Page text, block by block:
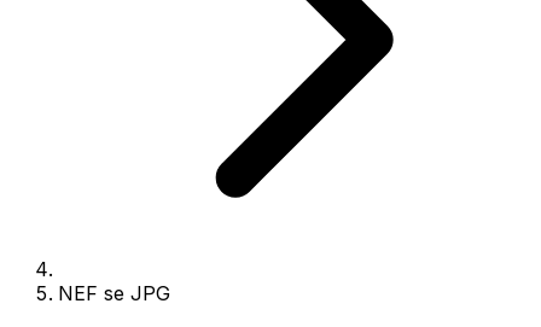
NEF se JPG